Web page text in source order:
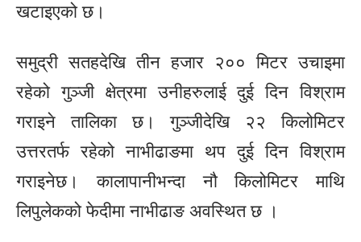
खटाइएको छ।
समुद्री सतहदेखि तीन हजार २०० मिटर उचाइमा
रहेको गुञ्जी क्षेत्रमा उनीहरुलाई दुई दिन विश्राम
गराइने तालिका छ। गुञ्जीदेखि २२ किलोमिटर
उत्तरतर्फ रहेको नाभीढाङमा थप दुई दिन विश्राम
गराइनेछ। कालापानीभन्दा नौ किलोमिटर माथि
लिपुलेकको फेदीमा नाभीढाङ अवस्थित छ ।